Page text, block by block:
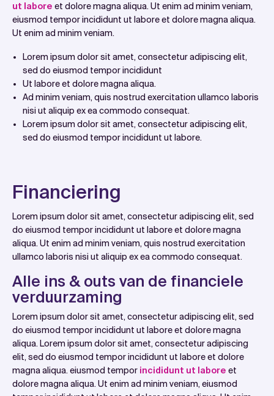
ut labore et dolore magna aliqua. Ut enim ad minim veniam,
eiusmod tempor incididunt ut labore et dolore magna aliqua.
Ut enim ad minim veniam.
Lorem ipsum dolor sit amet, consectetur adipiscing elit,
sed do eiusmod tempor incididunt
Ut labore et dolore magna aliqua.
Ad minim veniam, quis nostrud exercitation ullamco laboris
nisi ut aliquip ex ea commodo consequat.
Lorem ipsum dolor sit amet, consectetur adipiscing elit,
sed do eiusmod tempor incididunt ut labore.
Financiering
Lorem ipsum dolor sit amet, consectetur adipiscing elit, sed
do eiusmod tempor incididunt ut labore et dolore magna
aliqua. Ut enim ad minim veniam, quis nostrud exercitation
ullamco laboris nisi ut aliquip ex ea commodo consequat.
Alle ins & outs van de financiele
verduurzaming
Lorem ipsum dolor sit amet, consectetur adipiscing elit, sed
do eiusmod tempor incididunt ut labore et dolore magna
aliqua. Lorem ipsum dolor sit amet, consectetur adipiscing
elit, sed do eiusmod tempor incididunt ut labore et dolore
magna aliqua. eiusmod tempor incididunt ut labore et
dolore magna aliqua. Ut enim ad minim veniam, eiusmod